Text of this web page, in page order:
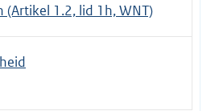
(Artikel 1.2, lid 1h, WNT)